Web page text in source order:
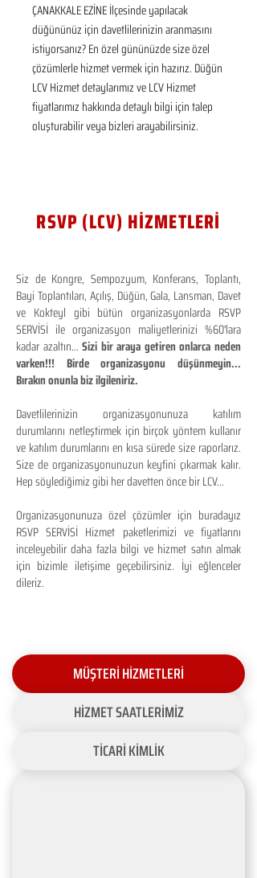
ÇANAKKALE EZİNE İlçesinde yapılacak
düğününüz için davetlilerinizin aranmasını
istiyorsanız? En özel gününüzde size özel
çözümlerle hizmet vermek için hazırız. Düğün
LCV Hizmet detaylarımız ve LCV Hizmet
fiyatlarımız hakkında detaylı bilgi için talep
oluşturabilir veya bizleri arayabilirsiniz.
RSVP (LCV) HİZMETLERİ
Siz de Kongre, Sempozyum, Konferans, Toplantı,
Bayi Toplantıları, Açılış, Düğün, Gala, Lansman, Davet
ve Kokteyl gibi bütün organizasyonlarda RSVP
SERVİSİ ile organizasyon maliyetlerinizi %60'lara
kadar azaltın...Sizi bir araya getiren onlarca neden
varken!!! Birde organizasyonu düşünmeyin...
Bırakın onunla biz ilgileniriz.
Davetlilerinizin organizasyonunuza katılım
durumlarını netleştirmek için birçok yöntem kullanır
ve katılım durumlarını en kısa sürede size raporlarız.
Size de organizasyonunuzun keyfini çıkarmak kalır.
Hep söylediğimiz gibi her davetten önce bir LCV...
Organizasyonunuza özel çözümler için buradayız
RSVP SERVİSİ Hizmet paketlerimizi ve fiyatlarını
inceleyebilir daha fazla bilgi ve hizmet satın almak
için bizimle iletişime geçebilirsiniz. İyi eğlenceler
dileriz.
MÜŞTERİ HİZMETLERİ
HİZMET SAATLERİMİZ
TİCARİ KİMLİK